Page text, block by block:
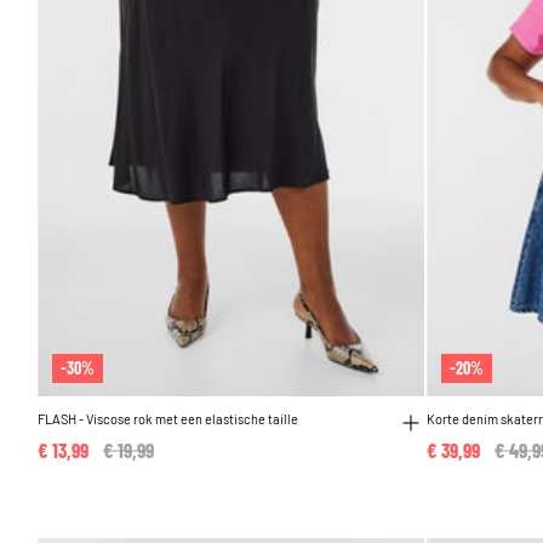
-30%
FLASH - Viscose rok met een elastische taille
Price reduced from
€ 19,99
€ 13,99
-20%
Korte denim
Price
€
€ 39,99